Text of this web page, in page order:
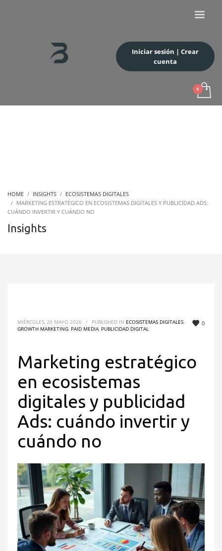
Iniciar sesión | Crear
cuenta
HOME INSIGHTS
ECOSISTEMAS DIGITALES
MARKETING ESTRATÉGICO EN ECOSISTEMAS DIGITALES Y PUBLICIDAD ADS:
CUÁNDO INVERTIR Y CUÁNDO NO
Insights
0
MIÉRCOLES, 20 MAYO 2026 / PUBLISHED IN ECOSISTEMAS DIGITALES
GROWTH MARKETING PAID MEDIA PUBLICIDAD DIGITAL
Marketing estratégico
en ecosistemas
digitales y publicidad
Ads: cuándo invertir y
cuándo no